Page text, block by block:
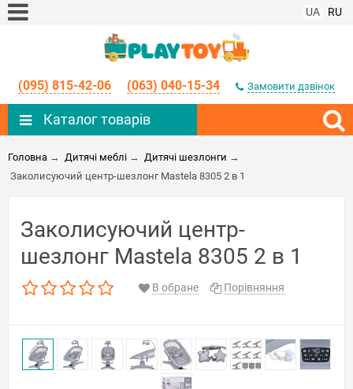
UA RU
(095) 815-42-06 (063) 040-15-34 Замовити дзвінок
Каталог товарів
Головна → Дитячі меблі → Дитячі шезлонги →
Заколисуючий центр-шезлонг Mastela 8305 2 в 1
Заколисуючий центр-
шезлонг Mastela 8305 2 в 1
В обране Порівняння